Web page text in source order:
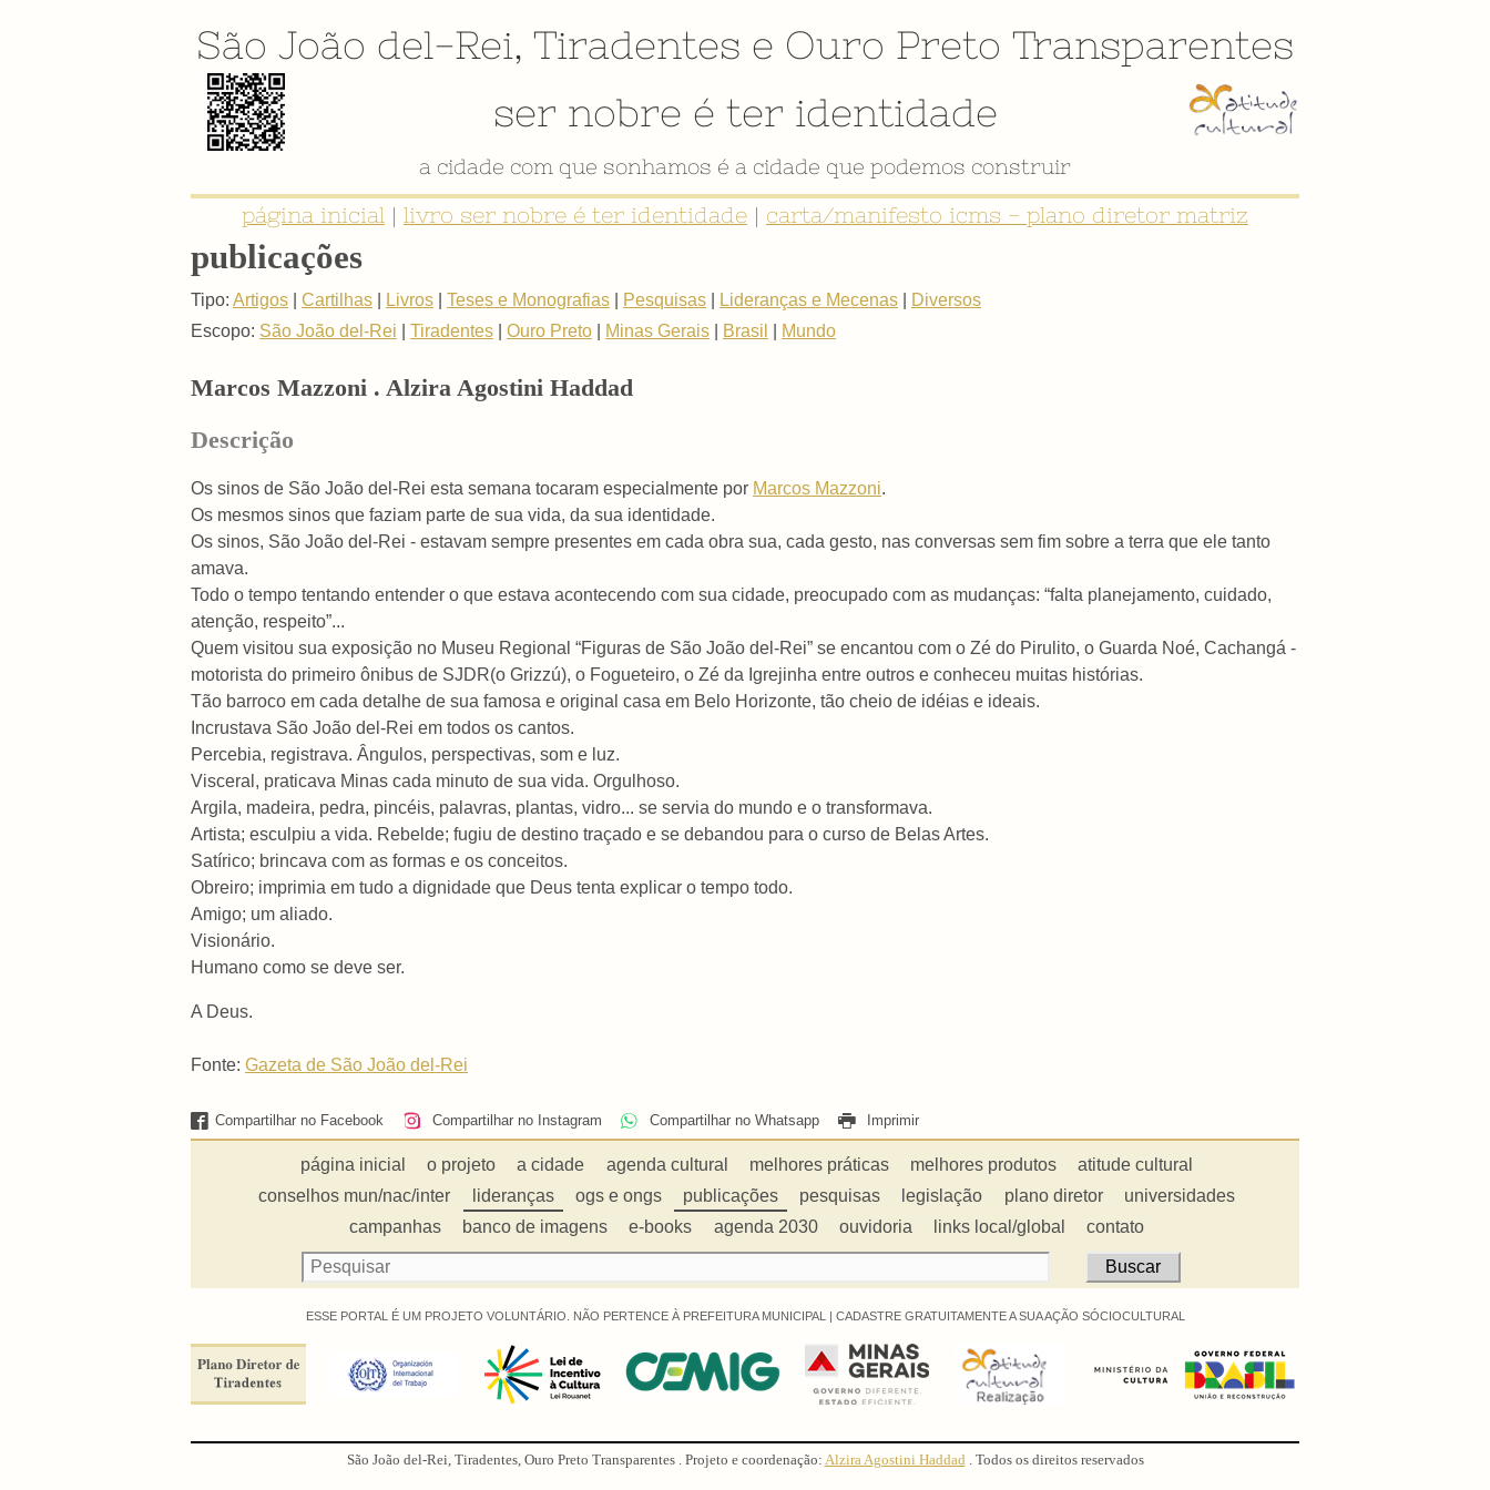
São João del-Rei, Tiradentes e Ouro Preto Transparentes
ser nobre é ter identidade
a cidade com que sonhamos é a cidade que podemos construir
página inicial | livro ser nobre é ter identidade | carta/manifesto icms - plano diretor matriz
publicações
Tipo: Artigos Cartilhas Livros Teses e Monografias Pesquisas Lideranças e Mecenas
Diversos
Escopo: São João del-Rei Tiradentes Ouro Preto Minas Gerais Brasil Mundo
Marcos Mazzoni . Alzira Agostini Haddad
Descrição
Os sinos de São João del-Rei esta semana tocaram especialmente por Marcos Mazzoni.
Os mesmos sinos que faziam parte de sua vida, da sua identidade.
Os sinos, São João del-Rei - estavam sempre presentes em cada obra sua, cada gesto, nas conversas sem fim sobre a terra que ele tanto
amava.
Todo o tempo tentando entender o que estava acontecendo com sua cidade, preocupado com as mudanças: “falta planejamento, cuidado,
atenção, respeito”...
Quem visitou sua exposição no Museu Regional “Figuras de São João del-Rei” se encantou com o Zé do Pirulito, o Guarda Noé, Cachangá -
motorista do primeiro ônibus de SJDR(o Grizzú), o Fogueteiro, o Zé da Igrejinha entre outros e conheceu muitas histórias.
Tão barroco em cada detalhe de sua famosa e original casa em Belo Horizonte, tão cheio de idéias e ideais.
Incrustava São João del-Rei em todos os cantos.
Percebia, registrava. Ângulos, perspectivas, som e luz.
Visceral, praticava Minas cada minuto de sua vida. Orgulhoso.
Argila, madeira, pedra, pincéis, palavras, plantas, vidro... se servia do mundo e o transformava.
Artista; esculpiu a vida. Rebelde; fugiu de destino traçado e se debandou para o curso de Belas Artes.
Satírico; brincava com as formas e os conceitos.
Obreiro; imprimia em tudo a dignidade que Deus tenta explicar o tempo todo.
Amigo; um aliado.
Visionário.
Humano como se deve ser.
A Deus.
Fonte: Gazeta de São João del-Rei
Compartilhar no Facebook Compartilhar no Instagram Compartilhar no Whatsapp Imprimir
página inicial o projeto a cidade agenda cultural melhores práticas melhores produtos
atitude cultural
conselhos mun/nac/inter
lideranças ogs e ongs publicações pesquisas legislação plano diretor
universidades
campanhas
banco de imagens e-books agenda 2030 ouvidoria links local/global contato
ESSE PORTAL É UM PROJETO VOLUNTÁRIO. NÃO PERTENCE À PREFEITURA MUNICIPAL | CADASTRE GRATUITAMENTE A SUA AÇÃO SÓCIOCULTURAL
São João del-Rei, Tiradentes, Ouro Preto Transparentes . Projeto e coordenação: Alzira Agostini Haddad . Todos os direitos reservados